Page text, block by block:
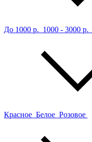
До 1000 р. 1000 - 3000 р.
Красное Белое Розовое